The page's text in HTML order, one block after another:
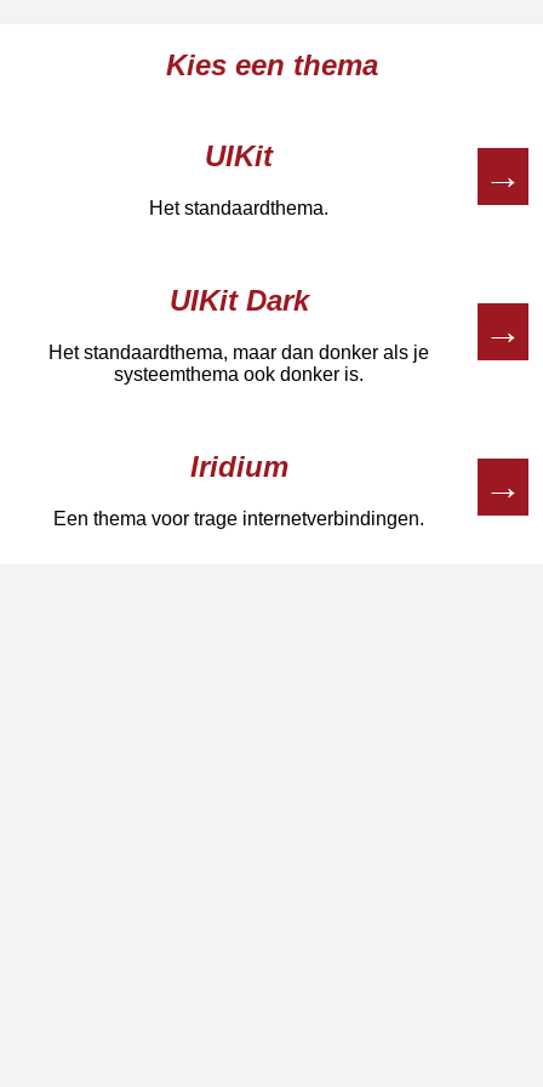
Kies een thema
UIKit
Het standaardthema.
→
UIKit Dark
Het standaardthema, maar dan donker als je
systeemthema ook donker is.
→
Iridium
Een thema voor trage internetverbindingen.
→